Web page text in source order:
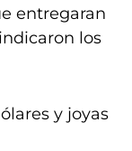
entregaran
los
y joyas